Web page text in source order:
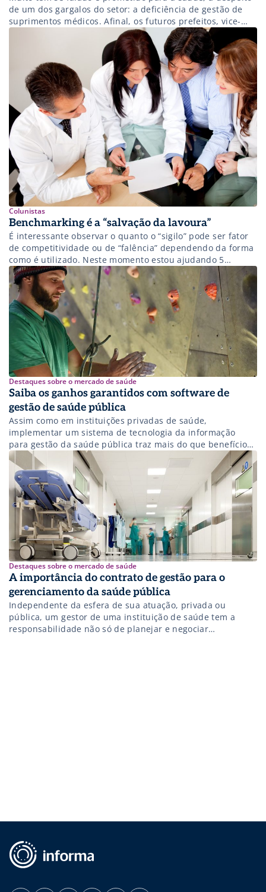
de um dos gargalos do setor: a deficiência de gestão de
suprimentos médicos. Afinal, os futuros prefeitos, vice-
prefeitos e vereadores sabem ao que devem se atentar
nesse quesito? E a população, sabe o que esse serviço
oferece e como podem cobrar seus novos gestores […]
Colunistas
Benchmarking é a “salvação da lavoura”
É interessante observar o quanto o “sigilo” pode ser fator
de competitividade ou de “falência” dependendo da forma
como é utilizado. Neste momento estou ajudando 5
hospitais a redefinir alguns parâmetros de faturamento
SUS, utilizando a técnica mais simples do mundo: o
benchmark (ou comparação objetiva de produtos, se assim
preferir). A técnica é bem simples: […]
Destaques sobre o mercado de saúde
Saiba os ganhos garantidos com software de
gestão de saúde pública
Assim como em instituições privadas de saúde,
implementar um sistema de tecnologia da informação
para gestão da saúde pública traz mais do que benefícios
para o paciente que utiliza o serviço. Além de
proporcionar resultados em qualidade e valores a todos os
envolvidos na assistência à saúde pública, o principal
propósito de um investimento dessa […]
Destaques sobre o mercado de saúde
A importância do contrato de gestão para o
gerenciamento da saúde pública
Independente da esfera de sua atuação, privada ou
pública, um gestor de uma instituição de saúde tem a
responsabilidade não só de planejar e negociar